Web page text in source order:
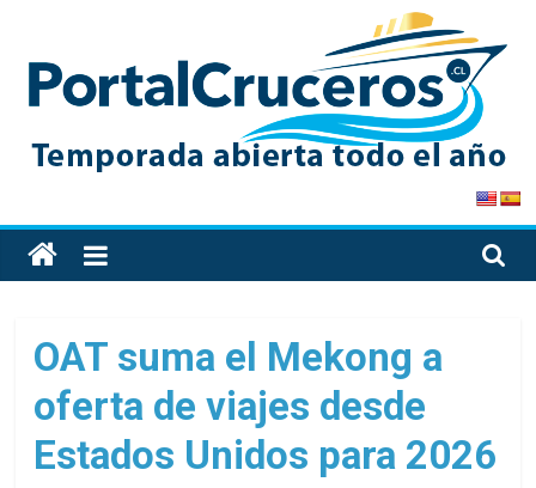
content
PortalCruceros
Toda
la
de
cruceros
en
solo
OAT suma el Mekong a
oferta de viajes desde
Estados Unidos para 2026